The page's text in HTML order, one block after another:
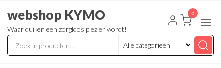
webshop KYMO
Waar duiken een zorgloos plezier wordt!
0